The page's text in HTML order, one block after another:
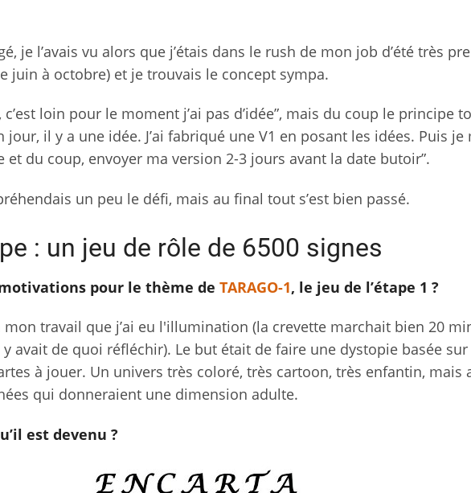
je l’avais vu alors que j’étais dans le rush de mon job d’été très
juin à octobre) et je trouvais le concept sympa.
c’est loin pour le moment j’ai pas d’idée”, mais du coup le principe
il y a une idée. J’ai fabriqué une V1 en posant les idées. Puis je
et du coup, envoyer ma version 2-3 jours avant la date butoir”.
un peu le défi, mais au final tout s’est bien passé.
: un jeu de rôle de 6500 signes
pour le thème de TARAGO-1, le jeu de l’étape 1 ?
mon travail que j’ai eu l'illumination (la crevette marchait bien 20
avait de quoi réfléchir). Le but était de faire une dystopie basée sur
à jouer. Un univers très coloré, très cartoon, très enfantin, mais
qui donneraient une dimension adulte.
est devenu ?